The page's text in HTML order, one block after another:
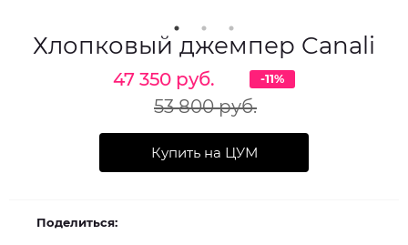
Хлопковый джемпер Canali
47 350 руб.
53 800 руб.
-11%
Купить на ЦУМ
Поделиться: